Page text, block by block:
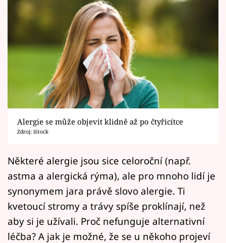
Seriály
Horoskopy
Sledujte prima+
Filmový festival Karlovy Vary
Pořady
Mámy sobě
Přihlášení
Sledujte nás
Alergie se může objevit klidně až po čtyřicítce
Zdroj: iStock
Některé alergie jsou sice celoroční (např.
astma a alergická rýma), ale pro mnoho lidí je
synonymem jara právě slovo alergie. Ti
kvetoucí stromy a trávy spíše proklínají, než
aby si je užívali. Proč nefunguje alternativní
léčba? A jak je možné, že se u někoho projeví